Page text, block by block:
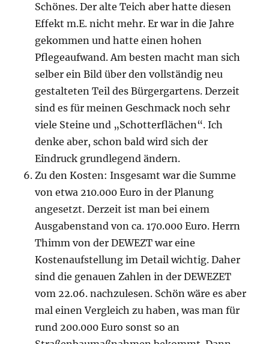
Schönes. Der alte Teich aber hatte diesen
Effekt m.E. nicht mehr. Er war in die Jahre
gekommen und hatte einen hohen
Pflegeaufwand. Am besten macht man sich
selber ein Bild über den vollständig neu
gestalteten Teil des Bürgergartens. Derzeit
sind es für meinen Geschmack noch sehr
viele Steine und „Schotterflächen“. Ich
denke aber, schon bald wird sich der
Eindruck grundlegend ändern.
Zu den Kosten: Insgesamt war die Summe
von etwa 210.000 Euro in der Planung
angesetzt. Derzeit ist man bei einem
Ausgabenstand von ca. 170.000 Euro. Herrn
Thimm von der DEWEZT war eine
Kostenaufstellung im Detail wichtig. Daher
sind die genauen Zahlen in der DEWEZET
vom 22.06. nachzulesen. Schön wäre es aber
mal einen Vergleich zu haben, was man für
rund 200.000 Euro sonst so an